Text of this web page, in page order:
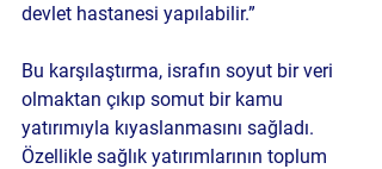
devlet hastanesi yapılabilir.”
Bu karşılaştırma, israfın soyut bir veri
olmaktan çıkıp somut bir kamu
yatırımıyla kıyaslanmasını sağladı.
Özellikle sağlık yatırımlarının toplum